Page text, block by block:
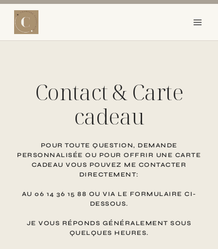
Aller
contenu
Contact & Carte
cadeau
POUR TOUTE QUESTION, DEMANDE
PERSONNALISÉE OU POUR OFFRIR UNE CARTE
CADEAU VOUS POUVEZ ME CONTACTER
DIRECTEMENT:
AU 06 14 36 15 88 OU VIA LE FORMULAIRE CI-
DESSOUS.
JE VOUS RÉPONDS GÉNÉRALEMENT SOUS
QUELQUES HEURES.